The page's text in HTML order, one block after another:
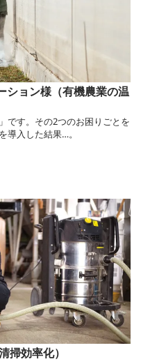
ション様（有機農業の温
です。その2つのお困りごとを
導入した結果…。
掃効率化）